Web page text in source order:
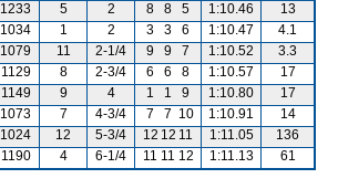
1233 5 2 8 8 5 1:10.46
13
1034 1 2 3 3 6 1:10.47
4.1
1079 11 2-1/4 9 9 7 1:10.52
3.3
1129 8 2-3/4 6 6 8 1:10.57
17
1149 9 4 1 1 9 1:10.80
17
1073 7 4-3/4 7 7 10 1:10.91
14
1024 12 5-3/4 12 12 11 1:11.05
136
1190 4 6-1/4 11 11 12 1:11.13 61